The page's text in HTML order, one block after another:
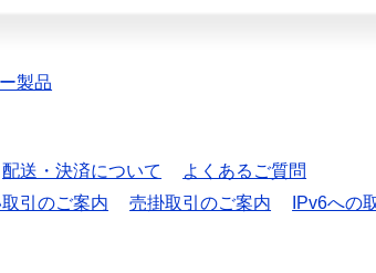
製品
配送・決済について
よくあるご質問
引のご案内 売掛取引のご案内
IPv6への